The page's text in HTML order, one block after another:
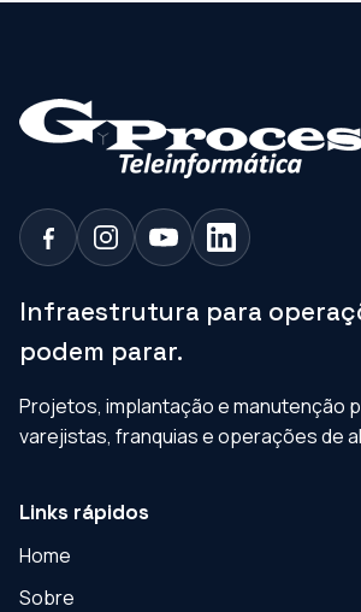
Infraestrutura para
podem parar.
Projetos, implantação e manutenção
varejistas, franquias e operações de
Links rápidos
Home
Sobre